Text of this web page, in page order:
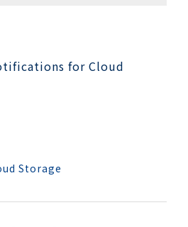
for Cloud
Storage